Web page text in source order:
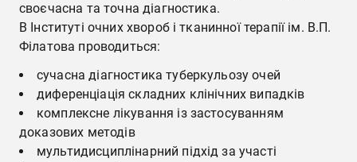
своєчасна та точна діагностика.
В Інституті очних хвороб і тканинної терапії ім. В.П.
Філатова проводиться:
сучасна діагностика туберкульозу очей
диференціація складних клінічних випадків
комплексне лікування із застосуванням
доказових методів
мультидисциплінарний підхід за участі